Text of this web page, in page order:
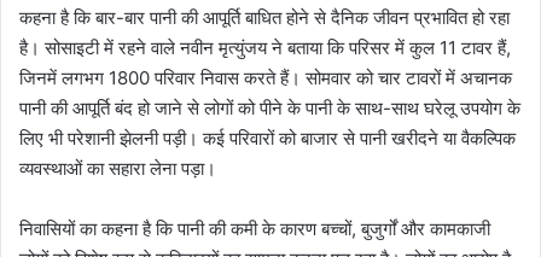
कहना है कि बार-बार पानी की आपूर्ति बाधित होने से दैनिक जीवन प्रभावित हो रहा
है। सोसाइटी में रहने वाले नवीन मृत्युंजय ने बताया कि परिसर में कुल 11 टावर हैं,
जिनमें लगभग 1800 परिवार निवास करते हैं। सोमवार को चार टावरों में अचानक
पानी की आपूर्ति बंद हो जाने से लोगों को पीने के पानी के साथ-साथ घरेलू उपयोग के
लिए भी परेशानी झेलनी पड़ी। कई परिवारों को बाजार से पानी खरीदने या वैकल्पिक
व्यवस्थाओं का सहारा लेना पड़ा।
निवासियों का कहना है कि पानी की कमी के कारण बच्चों, बुजुर्गों और कामकाजी